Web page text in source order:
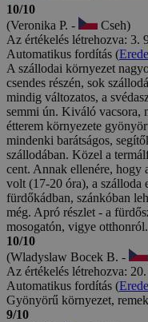
10/10
(Veronika P. -
Cseh)
Az értékelés létrehozva: 3.
Automatikus fordítás (
A szállodai környezet
csendes részén, sok
mindig változatos, a
semmi ún. Kiváló vacsora,
étterem környezete
mindenki barátságos,
szállodában. Közel a
cent. Annak ellenére, hogy
volt (17-20 óra), a szálloda
fürdőkádban, szánkóban
még. Apró részlet - a
mosogatón, vigye otthonról.
10/10
(Wladyslaw Bocek B. -
Az értékelés létrehozva:
Automatikus fordítás (
Gyönyörű környezet,
9/10